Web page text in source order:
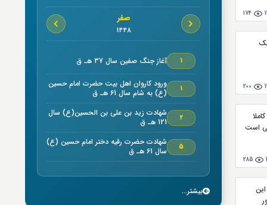
174
200
است
285
صفر
1448
1 آغاز جنگ صفين سال 37 هـ ق
1
ورود كاروان اهل بيت حضرت امام حسين
(ع) به شام سال 61 هـ ق
2
شهادت زيد بن علي بن الحسين(ع) سال
121 هـ ق
5
شهادت حضرت رقیه دختر امام حسین (ع)
سال 61 هـ ق
7
هـ ق بنا به روایتی
بیشتر...